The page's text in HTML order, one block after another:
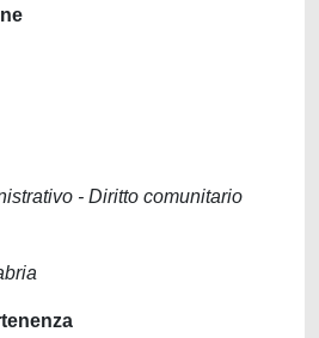
- Diritto comunitario